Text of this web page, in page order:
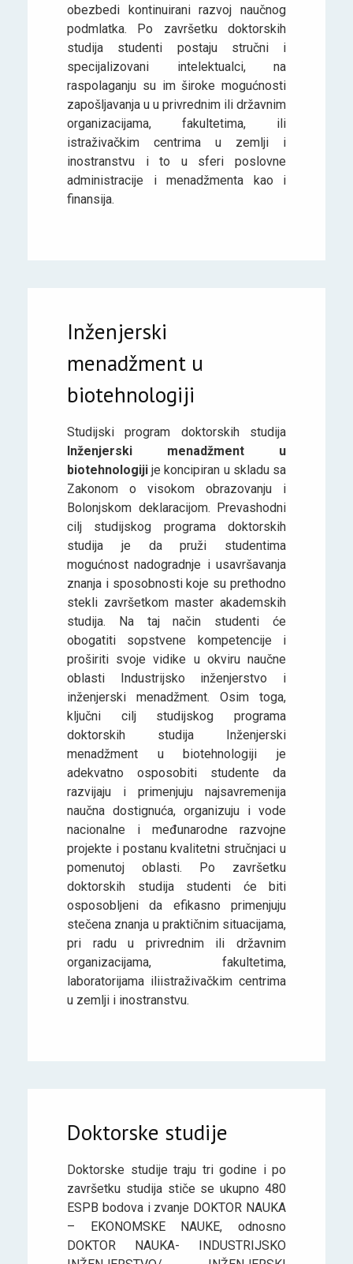
obezbedi kontinuirani razvoj naučnog
podmlatka. Po završetku doktorskih
studija studenti postaju stručni i
specijalizovani intelektualci, na
raspolaganju su im široke mogućnosti
zapošljavanja u u privrednim ili državnim
organizacijama, fakultetima, ili
istraživačkim centrima u zemlji i
inostranstvu i to u sferi poslovne
administracije i menadžmenta kao i
finansija.
Inženjerski
menadžment u
biotehnologiji
Studijski program doktorskih studija
Inženjerski menadžment u
biotehnologiji je koncipiran u skladu sa
Zakonom o visokom obrazovanju i
Bolonjskom deklaracijom. Prevashodni
cilj studijskog programa doktorskih
studija je da pruži studentima
mogućnost nadogradnje i usavršavanja
znanja i sposobnosti koje su prethodno
stekli završetkom master akademskih
studija. Na taj način studenti će
obogatiti sopstvene kompetencije i
proširiti svoje vidike u okviru naučne
oblasti Industrijsko inženjerstvo i
inženjerski menadžment. Osim toga,
ključni cilj studijskog programa
doktorskih studija Inženjerski
menadžment u biotehnologiji je
adekvatno osposobiti studente da
razvijaju i primenjuju najsavremenija
naučna dostignuća, organizuju i vode
nacionalne i međunarodne razvojne
projekte i postanu kvalitetni stručnjaci u
pomenutoj oblasti. Po završetku
doktorskih studija studenti će biti
osposobljeni da efikasno primenjuju
stečena znanja u praktičnim situacijama,
pri radu u privrednim ili državnim
organizacijama, fakultetima,
laboratorijama iliistraživačkim centrima
u zemlji i inostranstvu.
Doktorske studije
Doktorske studije traju tri godine i po
završetku studija stiče se ukupno 480
ESPB bodova i zvanje DOKTOR NAUKA
– EKONOMSKE NAUKE, odnosno
DOKTOR NAUKA- INDUSTRIJSKO